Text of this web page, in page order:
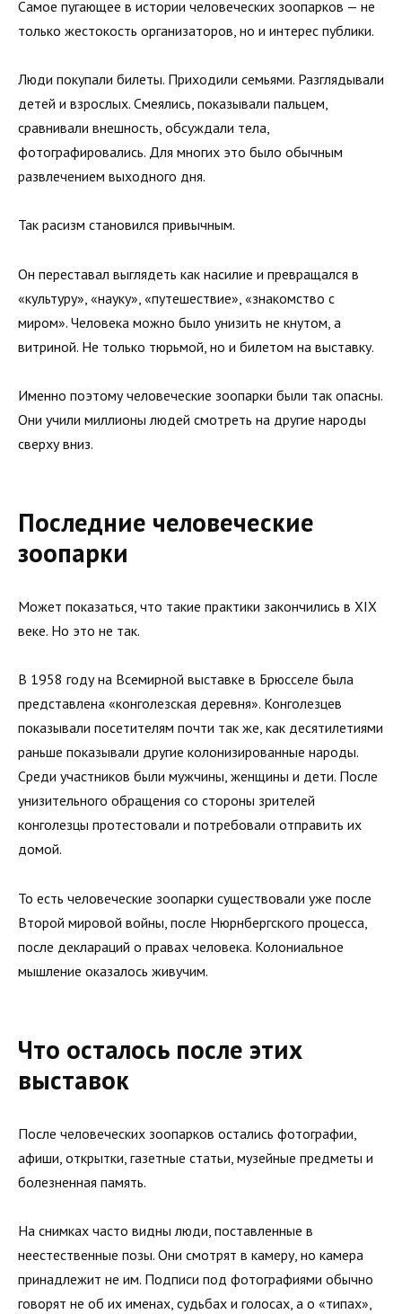
Самое пугающее в истории человеческих зоопарков — не
только жестокость организаторов, но и интерес публики.
Люди покупали билеты. Приходили семьями. Разглядывали
детей и взрослых. Смеялись, показывали пальцем,
сравнивали внешность, обсуждали тела,
фотографировались. Для многих это было обычным
развлечением выходного дня.
Так расизм становился привычным.
Он переставал выглядеть как насилие и превращался в
«культуру», «науку», «путешествие», «знакомство с
миром». Человека можно было унизить не кнутом, а
витриной. Не только тюрьмой, но и билетом на выставку.
Именно поэтому человеческие зоопарки были так опасны.
Они учили миллионы людей смотреть на другие народы
сверху вниз.
Последние человеческие
зоопарки
Может показаться, что такие практики закончились в XIX
веке. Но это не так.
В 1958 году на Всемирной выставке в Брюсселе была
представлена «конголезская деревня». Конголезцев
показывали посетителям почти так же, как десятилетиями
раньше показывали другие колонизированные народы.
Среди участников были мужчины, женщины и дети. После
унизительного обращения со стороны зрителей
конголезцы протестовали и потребовали отправить их
домой.
То есть человеческие зоопарки существовали уже после
Второй мировой войны, после Нюрнбергского процесса,
после деклараций о правах человека. Колониальное
мышление оказалось живучим.
Что осталось после этих
выставок
После человеческих зоопарков остались фотографии,
афиши, открытки, газетные статьи, музейные предметы и
болезненная память.
На снимках часто видны люди, поставленные в
неестественные позы. Они смотрят в камеру, но камера
принадлежит не им. Подписи под фотографиями обычно
говорят не об их именах, судьбах и голосах, а о «типах»,